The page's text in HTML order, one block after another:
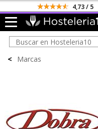
4,73 / 5
< Marcas